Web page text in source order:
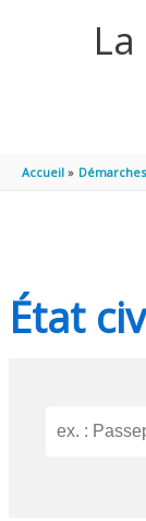
Accueil Démarches
État